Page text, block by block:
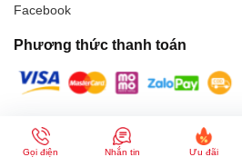
Facebook
Phương thức thanh toán
© Bản quyền thuộc về Máy móc xây
Sapo
Gọi điện Nhắn tin Ưu đãi